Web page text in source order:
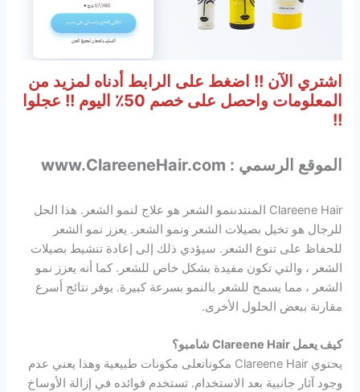
اشتري الآن !! اضغط على الرابط أدناه لمزيد من
المعلومات واحصل على خصم 50٪ اليوم !! عجلوا
!!
الموقع الرسمي : www.ClareeneHair.com
Clareene Hair المنتدىنمو الشعر هو علاج لنمو الشعر. هذا الحل
للرجال هو تخيل بصيلات الشعر ونمو الشعر. يعزز نمو الشعر
للحفاظ على تنوع الشعر. سيؤدي ذلك إلى إعادة تنشيط بصيلات
الشعر ، والتي تكون مفيدة بشكل خاص للشعر. كما أنه يعزز نمو
الشعر ، مما يسمح للشعر بالنمو بسرعة كبيرة. يوفر نتائج أسرع
مقارنة ببعض الحلول الأخرى.
كيف يعمل Clareene Hair شامبو؟
يحتوي Clareene Hair مكوناتعلى مكونات طبيعية وهذا يعني عدم
وجود آثار جانبية بعد الاستخدام. تستخدم فوائده في إزالة الأوساخ